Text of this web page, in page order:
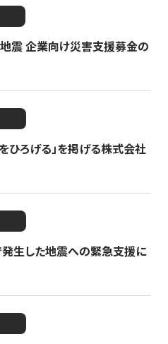
震 企業向け災害支援募金の
ひろげる」を掲げる株式会社
発生した地震への緊急支援に